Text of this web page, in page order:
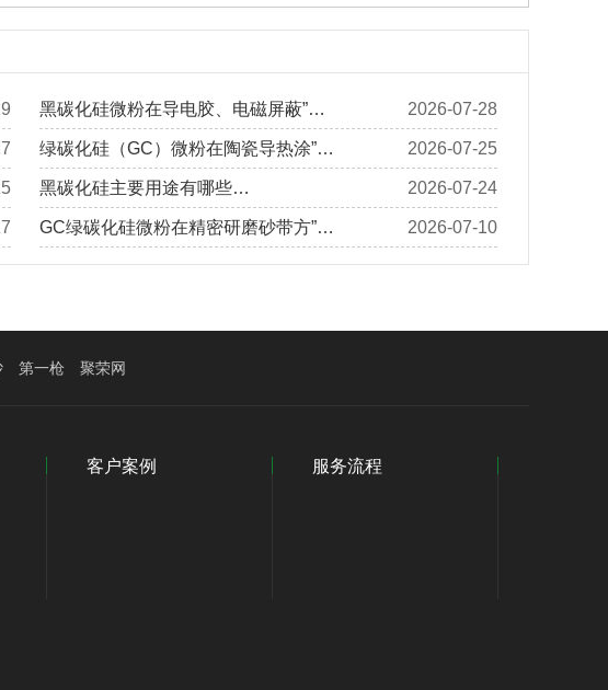
2026-07-28
黑碳化硅微粉在导电胶、电磁屏蔽”…
2026-07-25
绿碳化硅（GC）微粉在陶瓷导热涂”…
2026-07-24
黑碳化硅主要用途有哪些…
2026-07-10
GC绿碳化硅微粉在精密研磨砂带方”…
第一枪 聚荣网
客户案例 服务流程